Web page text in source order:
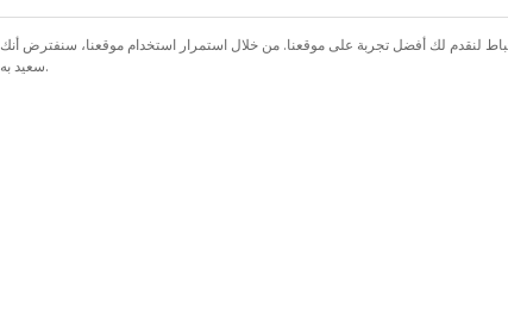
لنقدم لك أفضل تجربة على موقعنا. من خلال استمرار استخدام موقعنا، سنفترض أنك
سعيد به.